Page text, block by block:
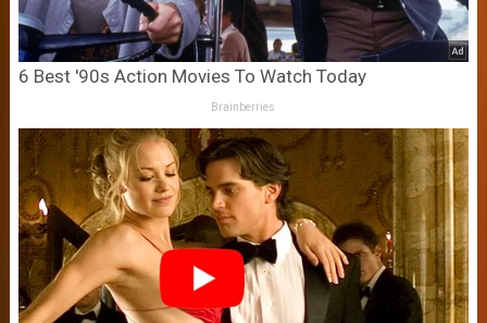
6 Best '90s Action Movies To Watch Today
Brainberries